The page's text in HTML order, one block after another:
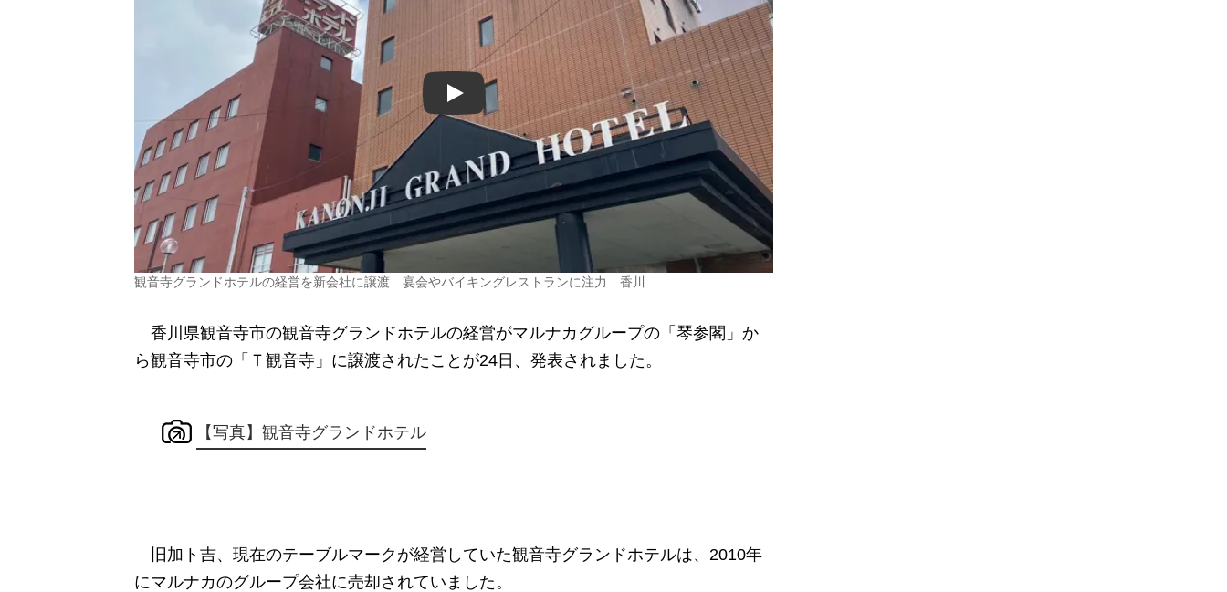
Play
観音寺グランドホテルの経営を新会社に譲渡 宴会やバイキングレストランに注力 香川
香川県観音寺市の観音寺グランドホテルの経営がマルナカグループの「琴参閣」か
ら観音寺市の「Ｔ観音寺」に譲渡されたことが24日、発表されました。
【写真】観音寺グランドホテル
旧加ト吉、現在のテーブルマークが経営していた観音寺グランドホテルは、2010年
にマルナカのグループ会社に売却されていました。